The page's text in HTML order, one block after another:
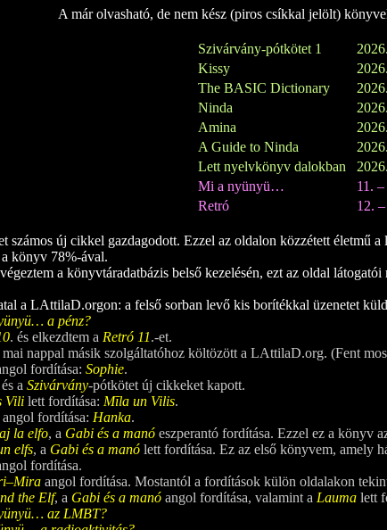
A már olvasható, de nem kész (piros csíkkal jelölt)
Szivárvány-pótkötet 1
Kissy
The BASIC Dictionary
Ninda
Amina
A Guide to Ninda
Lett nyelvkönyv dalokban
Mi a nyünyü…
11.
Retró
12.
számos új cikkel gazdagodott. Ezzel az oldalon közzétett életmű
könyv 78%-ával.
a könyvtáradatbázis belső kezelésén, ezt az oldal
a LAttilaD.orgon: a felső sorban levő kis borítékkal üzenetet
a pénz?
0. és elkezdtem a Retró 11.-et.
nappal másik szolgáltatóhoz költözött a LAttilaD.org. (Fent
fordítása: Sophie.
a Szivárvány-pótkötet új cikkeket kapott.
Vili lett fordítása: Mīla un Vilis.
angol fordítása: Hanka.
la elfo, a Gabi és a manó eszperantó fordítása. Ezzel ez a könyv
elfs, a Gabi és a manó lett fordítása. Ez az első könyvem, amely
fordítása.
angol fordítása. Mostantól a fordítások külön oldalakon
the Elf, a Gabi és a manó angol fordítása, valamint a Lauma lett
az LMBT?